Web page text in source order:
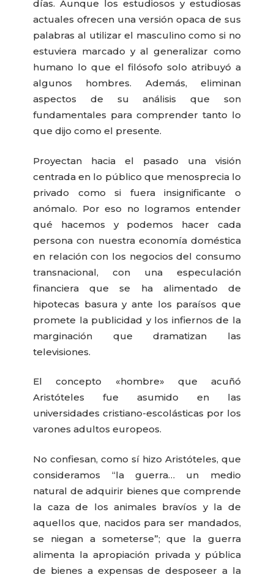
días. Aunque los estudiosos y estudiosas
actuales ofrecen una versión opaca de sus
palabras al utilizar el masculino como si no
estuviera marcado y al generalizar como
humano lo que el filósofo solo atribuyó a
algunos hombres. Además, eliminan
aspectos de su análisis que son
fundamentales para comprender tanto lo
que dijo como el presente.
Proyectan hacia el pasado una visión
centrada en lo público que menosprecia lo
privado como si fuera insignificante o
anómalo. Por eso no logramos entender
qué hacemos y podemos hacer cada
persona con nuestra economía doméstica
en relación con los negocios del consumo
transnacional, con una especulación
financiera que se ha alimentado de
hipotecas basura y ante los paraísos que
promete la publicidad y los infiernos de la
marginación que dramatizan las
televisiones.
El concepto «hombre» que acuñó
Aristóteles fue asumido en las
universidades cristiano-escolásticas por los
varones adultos europeos.
No confiesan, como sí hizo Aristóteles, que
consideramos “la guerra… un medio
natural de adquirir bienes que comprende
la caza de los animales bravíos y la de
aquellos que, nacidos para ser mandados,
se niegan a someterse”; que la guerra
alimenta la apropiación privada y pública
de bienes a expensas de desposeer a la